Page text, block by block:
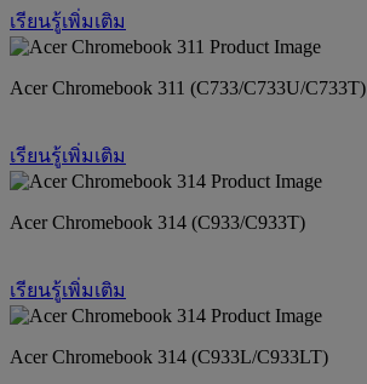
เรียนรู้เพิ่มเติม
Acer Chromebook 311 (C733/C733U/C733T)
เรียนรู้เพิ่มเติม
Acer Chromebook 314 (C933/C933T)
เรียนรู้เพิ่มเติม
Acer Chromebook 314 (C933L/C933LT)